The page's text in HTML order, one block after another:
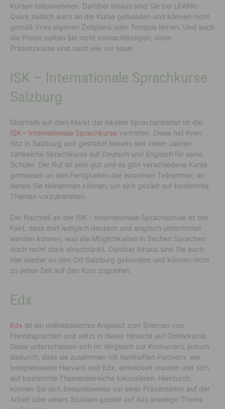
Kursen teilzunehmen. Darüber hinaus sind Sie bei LEARN-
Quick zeitlich auch an die Kurse gebunden und können nicht
gemäß Ihres eigenen Zeitplans oder Tempos lernen. Und auch
die Preise sollten Sie nicht vernachlässigen, denn
Präsenzkurse sind nach wie vor teuer.
ISK – Internationale Sprachkurse
Salzburg
Ebenfalls auf dem Markt der lokalen Sprachanbieter ist die
ISK – Internationale Sprachkurse vertreten. Diese hat ihren
Sitz in Salzburg und gestaltet bereits seit vielen Jahren
zahlreiche Sprachkurse auf Deutsch und Englisch für seine
Schüler. Der Ruf ist sehr gut und es gibt verschiedene Kurse
gemessen an den Fertigkeiten der einzelnen Teilnehmer, an
denen Sie teilnehmen können, um sich gezielt auf bestimmte
Themen vorzubereiten.
Der Nachteil an der ISK – Internationale Sprachschule ist der
Fakt, dass dort lediglich deutsch und englisch unterrichtet
werden können, was die Möglichkeiten in Sachen Sprachen
doch recht stark einschränkt. Darüber hinaus sind Sie auch
hier wieder an den Ort Salzburg gebunden und können nicht
zu jedes Zeit auf den Kurs zugreifen.
Edx
Edx ist ein onlinebasiertes Angebot zum Erlernen von
Fremdsprachen und setzt in dieser Hinsicht auf Onlinekurse.
Diese unterscheiden sich im Vergleich zur Konkurrenz jedoch
dadurch, dass sie zusammen mit namhaften Partnern, wie
beispielsweise Harvard und Edx, entwickelt wurden und sich
auf bestimmte Themenbereiche fokussieren. Hierdurch
können Sie sich beispielsweise vor einer Präsentation auf der
Arbeit oder einem Studium gezielt auf das jeweilige Thema